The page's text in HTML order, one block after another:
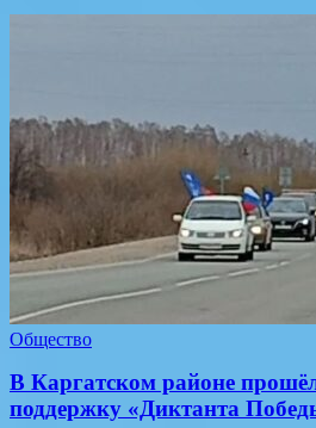
Общество
В Каргатском районе
поддержку «Диктанта